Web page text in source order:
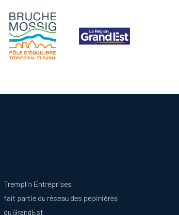
Tremplin Entreprises
fait partie du réseau des pépinières
du GrandEst